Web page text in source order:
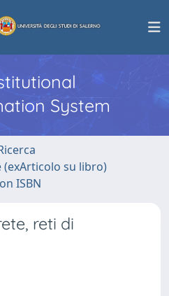
System
su libro)
ISBN
reti di